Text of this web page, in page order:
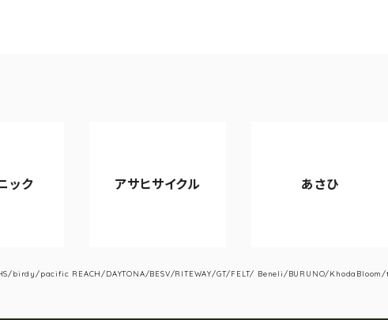
アサヒサイクル
birdy/pacific REACH/DAYTONA/BESV/RITEWAY/GT/FELT/ Beneli/BURUNO/